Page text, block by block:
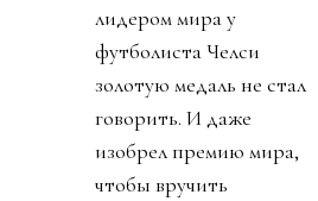
лидером мира у
футболиста Челси
золотую медаль не стал
говорить. И даже
изобрел премию мира,
чтобы вручить